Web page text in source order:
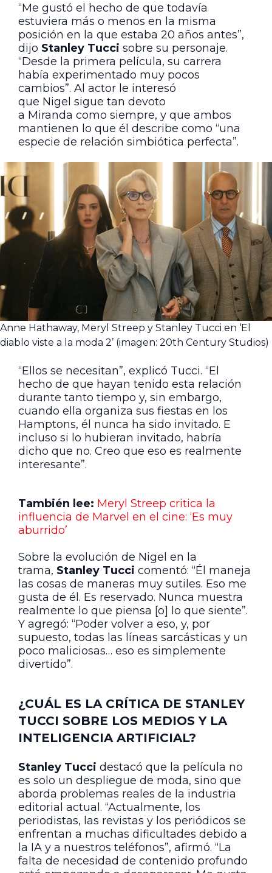
“Me gustó el hecho de que todavía
estuviera más o menos en la misma
posición en la que estaba 20 años antes”,
dijo Stanley Tucci sobre su personaje.
“Desde la primera película, su carrera
había experimentado muy pocos
cambios”. Al actor le interesó
que Nigel sigue tan devoto
a Miranda como siempre, y que ambos
mantienen lo que él describe como “una
especie de relación simbiótica perfecta”.
Anne Hathaway, Meryl Streep y Stanley Tucci en ‘El
diablo viste a la moda 2’ (imagen: 20th Century Studios)
“Ellos se necesitan”, explicó Tucci. “El
hecho de que hayan tenido esta relación
durante tanto tiempo y, sin embargo,
cuando ella organiza sus fiestas en los
Hamptons, él nunca ha sido invitado. E
incluso si lo hubieran invitado, habría
dicho que no. Creo que eso es realmente
interesante”.
También lee: Meryl Streep critica la
influencia de Marvel en el cine: ‘Es muy
aburrido’
Sobre la evolución de Nigel en la
trama, Stanley Tucci comentó: “Él maneja
las cosas de maneras muy sutiles. Eso me
gusta de él. Es reservado. Nunca muestra
realmente lo que piensa [o] lo que siente”.
Y agregó: “Poder volver a eso, y, por
supuesto, todas las líneas sarcásticas y un
poco maliciosas… eso es simplemente
divertido”.
¿CUÁL ES LA CRÍTICA DE STANLEY
TUCCI SOBRE LOS MEDIOS Y LA
INTELIGENCIA ARTIFICIAL?
Stanley Tucci destacó que la película no
es solo un despliegue de moda, sino que
aborda problemas reales de la industria
editorial actual. “Actualmente, los
periodistas, las revistas y los periódicos se
enfrentan a muchas dificultades debido a
la IA y a nuestros teléfonos”, afirmó. “La
falta de necesidad de contenido profundo